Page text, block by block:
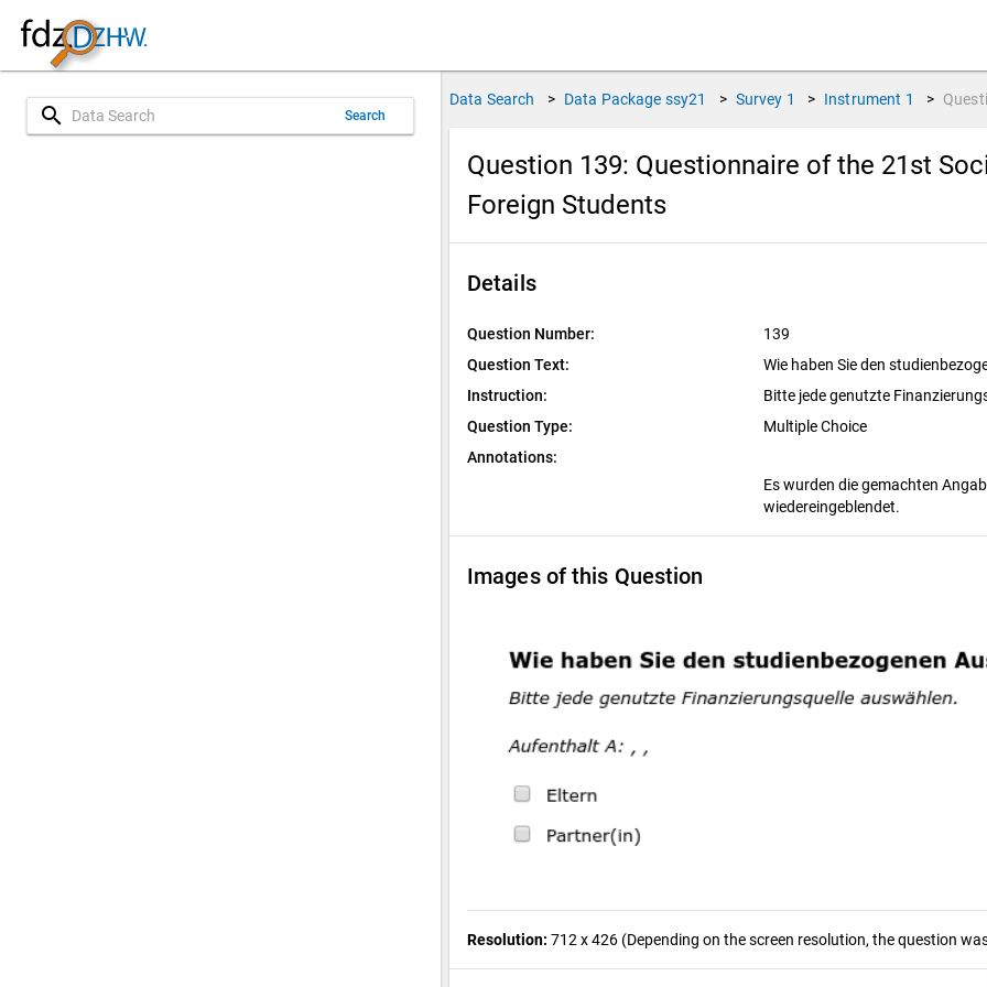
search Search
Data Search > Data Package ssy21 > Survey 1 > Instrument 1 >
Question 139: Questionnaire of the 21st
Foreign Students
Details
Question Number:
139
Question Text:
Wie haben Sie den
Instruction:
Bitte jede genutzte
Question Type:
Multiple Choice
Annotations:
Es wurden die gemachten
wiedereingeblendet.
Images of this Question
Resolution: 712 x 426 (Depending on the screen resolution, the question